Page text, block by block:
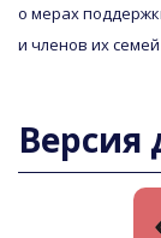
о мерах
и членов их
Версия